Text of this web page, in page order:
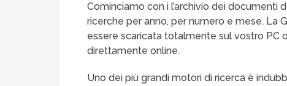
Cominciamo con i l’archivio dei documenti
ricerche per anno, per numero e mese. La
essere scaricata totalmente sul vostro PC
direttamente online.
Uno dei più grandi motori di ricerca è